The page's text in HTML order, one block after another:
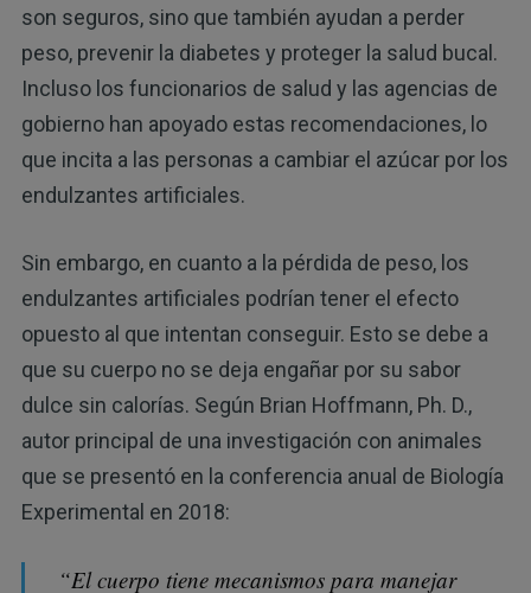
son seguros, sino que también ayudan a perder
peso, prevenir la diabetes y proteger la salud bucal.
Incluso los funcionarios de salud y las agencias de
gobierno han apoyado estas recomendaciones, lo
que incita a las personas a cambiar el azúcar por los
endulzantes artificiales.
Sin embargo, en cuanto a la pérdida de peso, los
endulzantes artificiales podrían tener el efecto
opuesto al que intentan conseguir. Esto se debe a
que su cuerpo no se deja engañar por su sabor
dulce sin calorías. Según Brian Hoffmann, Ph. D.,
autor principal de una investigación con animales
que se presentó en la conferencia anual de Biología
Experimental en 2018:
“El cuerpo tiene mecanismos para manejar